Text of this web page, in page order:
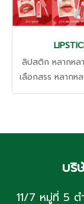
ลิปสติก หลากหล
เลือกสรร หลากห
ทุกเฉดสี แตกต่าง
ไม่ติดแมส Lip
ลุคฉ่ำวาว สาย
Inovacosmex
บริ
11/7 หมู่ที่ 5 ต